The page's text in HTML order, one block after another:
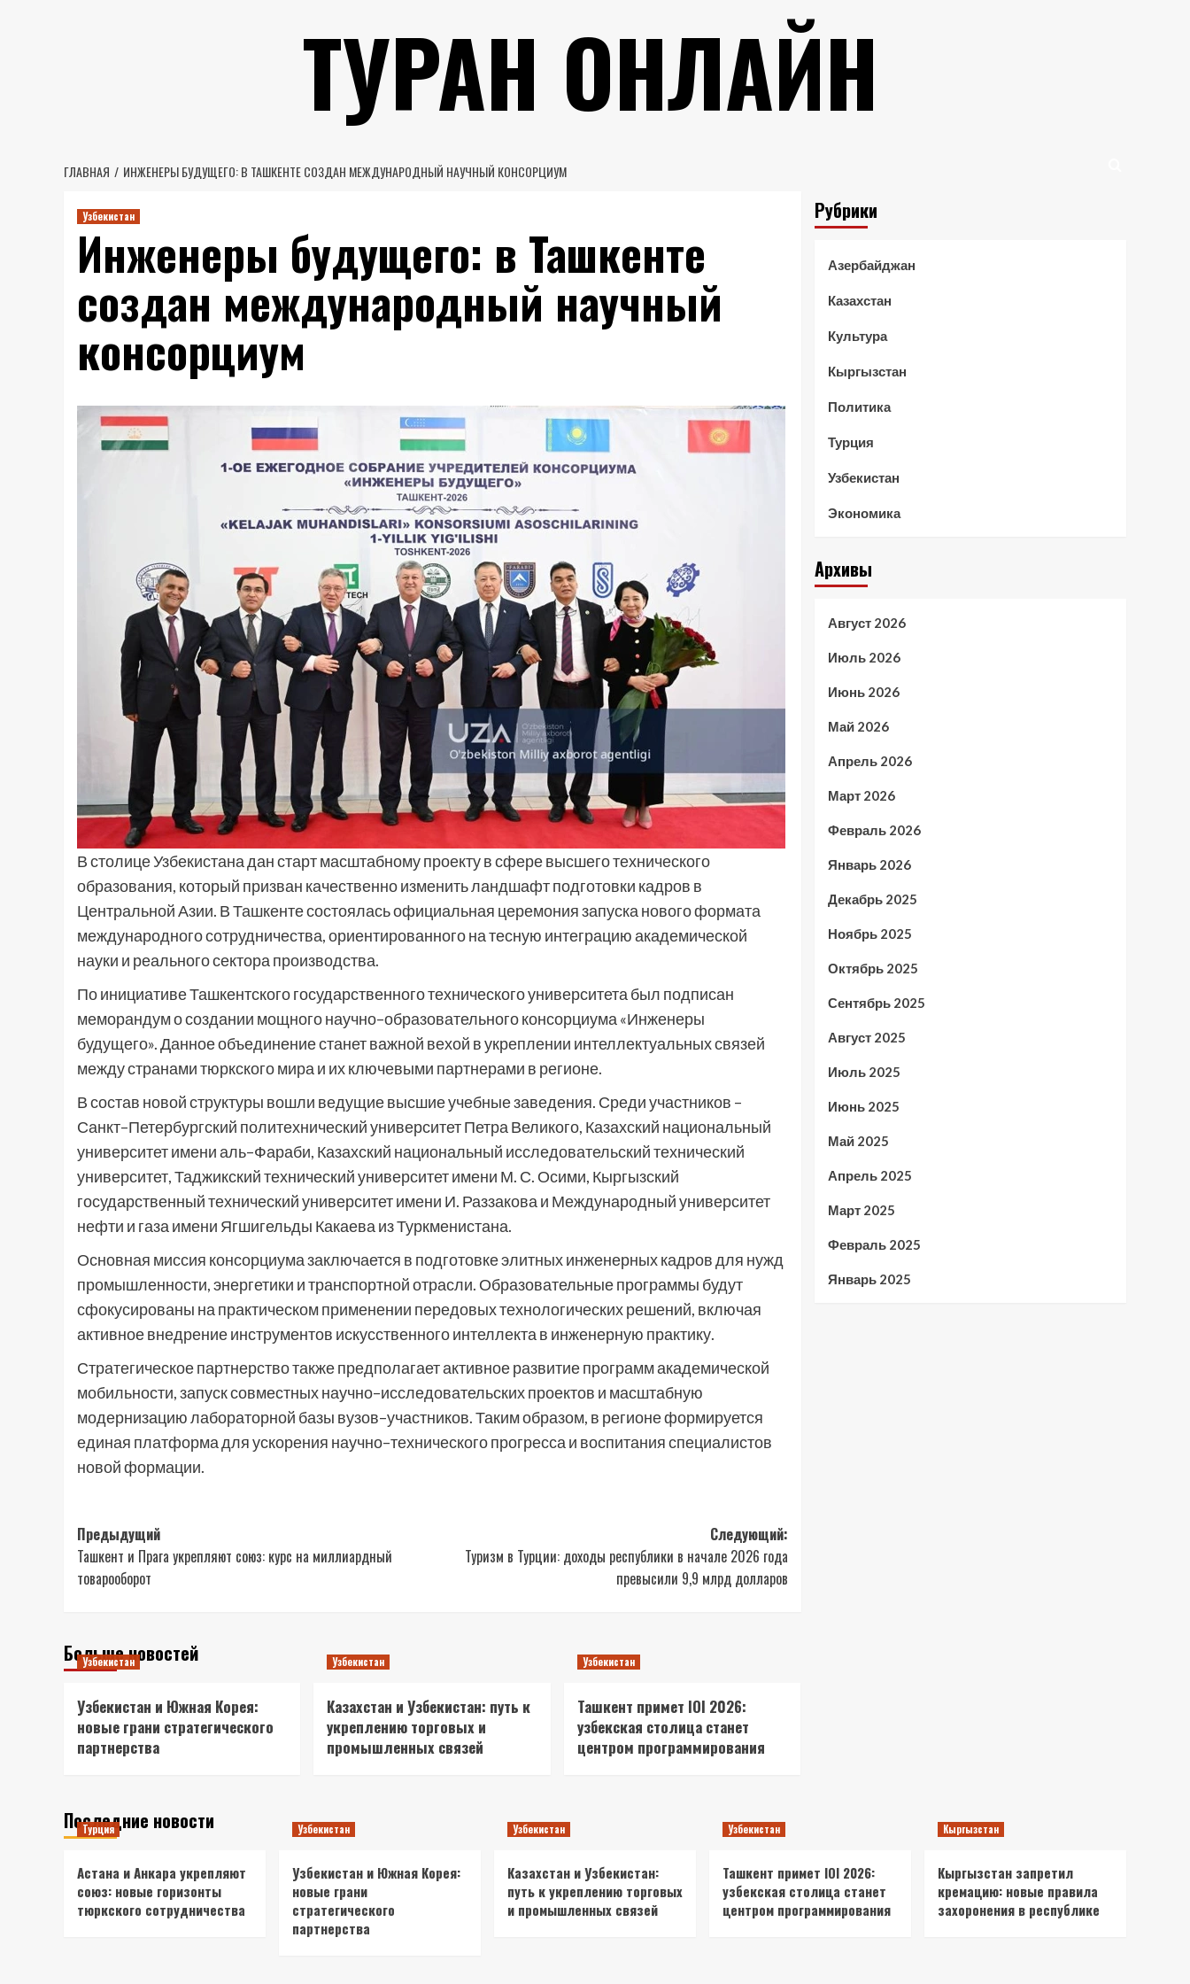
ТУРАН ОНЛАЙН
ГЛАВНАЯ ИНЖЕНЕРЫ БУДУЩЕГО: В ТАШКЕНТЕ СОЗДАН МЕЖДУНАРОДНЫЙ НАУЧНЫЙ КОНСОРЦИУМ
Узбекистан
Инженеры будущего: в Ташкенте
создан международный научный
консорциум
В столице Узбекистана дан старт масштабному проекту в сфере высшего технического
образования, который призван качественно изменить ландшафт подготовки кадров в
Центральной Азии. В Ташкенте состоялась официальная церемония запуска нового формата
международного сотрудничества, ориентированного на тесную интеграцию академической
науки и реального сектора производства.
По инициативе Ташкентского государственного технического университета был подписан
меморандум о создании мощного научно–образовательного консорциума «Инженеры
будущего». Данное объединение станет важной вехой в укреплении интеллектуальных связей
между странами тюркского мира и их ключевыми партнерами в регионе.
В состав новой структуры вошли ведущие высшие учебные заведения. Среди участников –
Санкт–Петербургский политехнический университет Петра Великого, Казахский национальный
университет имени аль–Фараби, Казахский национальный исследовательский технический
университет, Таджикский технический университет имени М. С. Осими, Кыргызский
государственный технический университет имени И. Раззакова и Международный университет
нефти и газа имени Ягшигельды Какаева из Туркменистана.
Основная миссия консорциума заключается в подготовке элитных инженерных кадров для нужд
промышленности, энергетики и транспортной отрасли. Образовательные программы будут
сфокусированы на практическом применении передовых технологических решений, включая
активное внедрение инструментов искусственного интеллекта в инженерную практику.
Стратегическое партнерство также предполагает активное развитие программ академической
мобильности, запуск совместных научно–исследовательских проектов и масштабную
модернизацию лабораторной базы вузов–участников. Таким образом, в регионе формируется
единая платформа для ускорения научно–технического прогресса и воспитания специалистов
новой формации.
Навигация
записи
Предыдущий
Ташкент и Прага укрепляют союз: курс на миллиардный
товарооборот
Следующий:
Туризм в Турции: доходы республики в начале 2026 года
превысили 9,9 млрд долларов
Больше новостей
Узбекистан
Узбекистан и Южная Корея:
новые грани стратегического
партнерства
Узбекистан
Казахстан и Узбекистан: путь к
укреплению торговых и
промышленных связей
Узбекистан
Ташкент примет IOI 2026:
узбекская столица станет
центром программирования
Рубрики
Азербайджан
Казахстан
Культура
Кыргызстан
Политика
Турция
Узбекистан
Экономика
Архивы
Август 2026
Июль 2026
Июнь 2026
Май 2026
Апрель 2026
Март 2026
Февраль 2026
Январь 2026
Декабрь 2025
Ноябрь 2025
Октябрь 2025
Сентябрь 2025
Август 2025
Июль 2025
Июнь 2025
Май 2025
Апрель 2025
Март 2025
Февраль 2025
Январь 2025
Последние новости
Турция
Астана и Анкара укрепляют
союз: новые горизонты
тюркского сотрудничества
Узбекистан
Узбекистан и Южная Корея:
новые грани
стратегического
партнерства
Узбекистан
Казахстан и Узбекистан:
путь к укреплению торговых
и промышленных связей
Узбекистан
Ташкент примет IOI 2026:
узбекская столица станет
центром программирования
Кыргызстан
Кыргызстан запретил
кремацию: новые правила
захоронения в республике